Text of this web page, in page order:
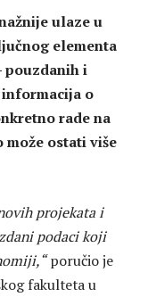
ulaze u
elementa
pouzdanih i
o
rade na
može ostati više
projekata i
podaci koji
poručio je
fakulteta u